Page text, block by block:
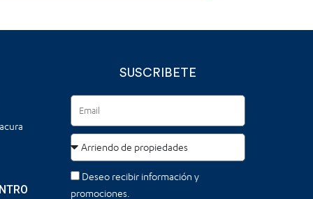
SUSCRIBETE
Deseo recibir información y
promociones.